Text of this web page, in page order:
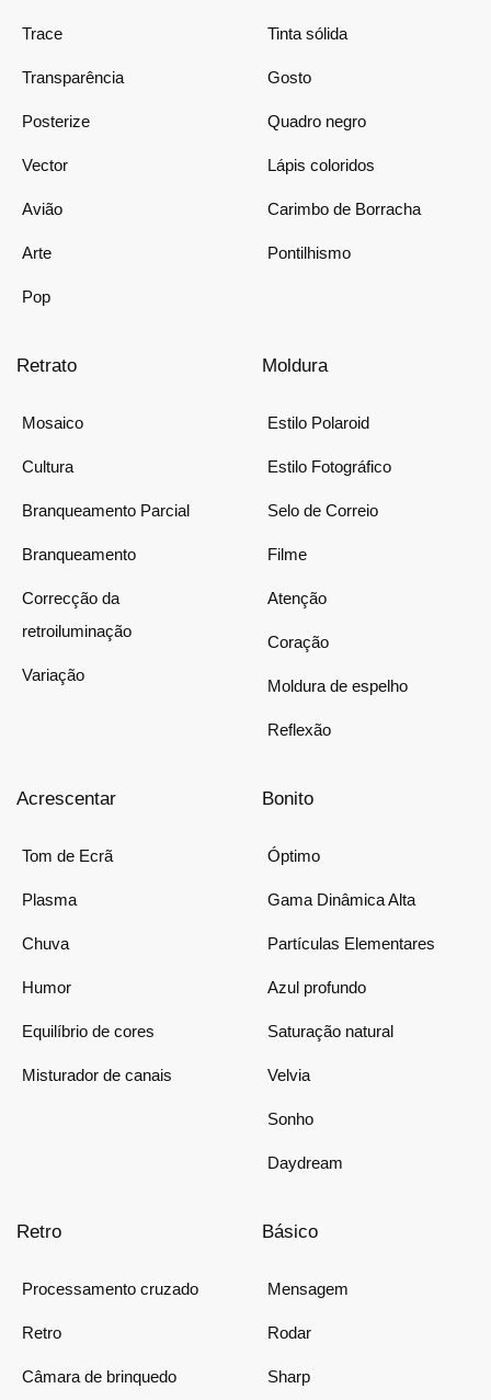
Trace
Transparência
Posterize
Vector
Avião
Arte
Pop
Tinta sólida
Gosto
Quadro negro
Lápis coloridos
Carimbo de Borracha
Pontilhismo
Retrato
Mosaico
Cultura
Branqueamento Parcial
Branqueamento
Correcção da
retroiluminação
Variação
Moldura
Estilo Polaroid
Estilo Fotográfico
Selo de Correio
Filme
Atenção
Coração
Moldura de espelho
Reflexão
Acrescentar
Tom de Ecrã
Plasma
Chuva
Humor
Equilíbrio de cores
Misturador de canais
Bonito
Óptimo
Gama Dinâmica Alta
Partículas Elementares
Azul profundo
Saturação natural
Velvia
Sonho
Daydream
Retro
Processamento cruzado
Retro
Câmara de brinquedo
Básico
Mensagem
Rodar
Sharp